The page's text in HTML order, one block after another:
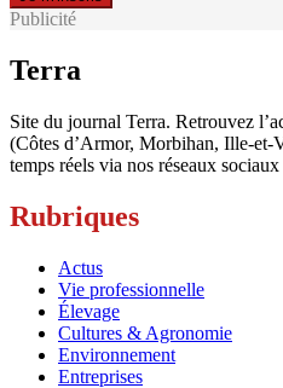
Publicité
Terra
Site du journal Terra. Retrouvez
(Côtes d’Armor, Morbihan, Ille-et-
temps réels via nos réseaux
Rubriques
Actus
Vie professionnelle
Élevage
Cultures & Agronomie
Environnement
Entreprises